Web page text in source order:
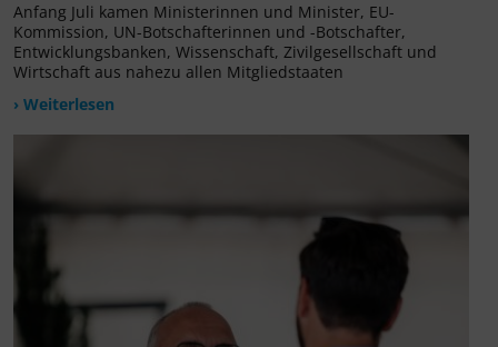
Anfang Juli kamen Ministerinnen und Minister, EU-
Kommission, UN-Botschafterinnen und -Botschafter,
Entwicklungsbanken, Wissenschaft, Zivilgesellschaft und
Wirtschaft aus nahezu allen Mitgliedstaaten
› Weiterlesen